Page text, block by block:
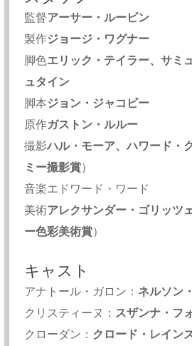
監督アーサー・ルービン
製作ジョージ・ワグナー
脚色エリック・テイラー、サミ
ュタイン
脚本ジョン・ジャコビー
原作ガストン・ルルー
撮影ハル・モーア、ハワード・
ミー撮影賞）
音楽エドワード・ワード
美術アレクサンダー・ゴリッ
ー色彩美術賞）
キャスト
アナトール・ガロン：ネルソン
クリスティーヌ： スザンナ・フ
クローダン： クロード・レイン